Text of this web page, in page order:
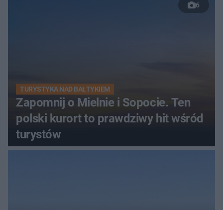
6
TURYSTYKA NAD BAŁTYKIEM
Zapomnij o Mielnie i Sopocie. Ten
polski kurort to prawdziwy hit wśród
turystów